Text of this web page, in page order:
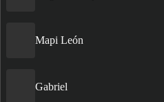
Mapi León
Gabriel